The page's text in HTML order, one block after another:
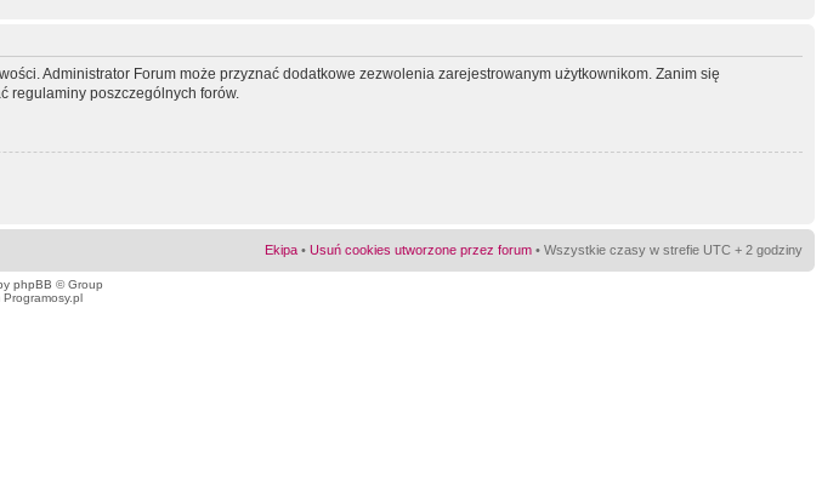
Administrator Forum może przyznać dodatkowe zezwolenia zarejestrowanym użytkownikom. Zanim się
regulaminy poszczególnych forów.
Ekipa • Usuń cookies utworzone przez forum • Wszystkie czasy w strefie UTC + 2 godziny
phpBB © Group
Programosy.pl